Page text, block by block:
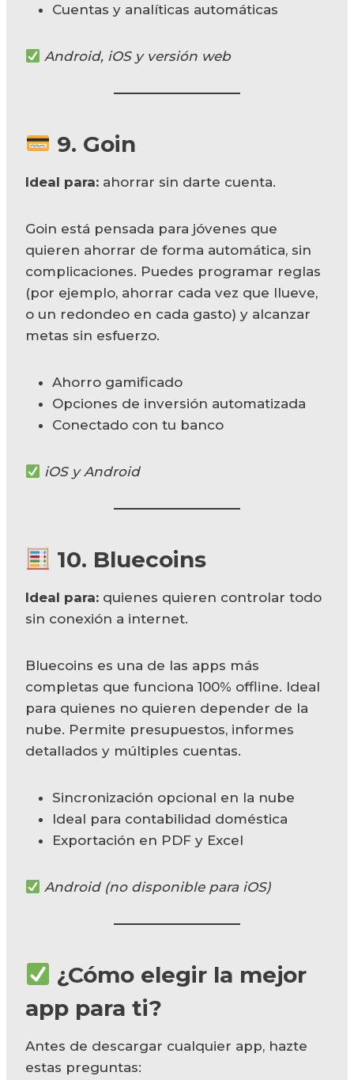
Cuentas y analíticas automáticas
Android, iOS y versión web
9. Goin
Ideal para: ahorrar sin darte cuenta.
Goin está pensada para jóvenes que
quieren ahorrar de forma automática, sin
complicaciones. Puedes programar reglas
(por ejemplo, ahorrar cada vez que llueve,
o un redondeo en cada gasto) y alcanzar
metas sin esfuerzo.
Ahorro gamificado
Opciones de inversión automatizada
Conectado con tu banco
iOS y Android
10. Bluecoins
Ideal para: quienes quieren controlar todo
sin conexión a internet.
Bluecoins es una de las apps más
completas que funciona 100% offline. Ideal
para quienes no quieren depender de la
nube. Permite presupuestos, informes
detallados y múltiples cuentas.
Sincronización opcional en la nube
Ideal para contabilidad doméstica
Exportación en PDF y Excel
Android (no disponible para iOS)
¿Cómo elegir la mejor
app para ti?
Antes de descargar cualquier app, hazte
estas preguntas: